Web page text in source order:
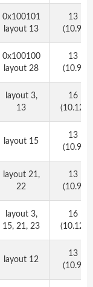
0x100101
layout 13
13
(10.9)
0x100100
layout 28
13
(10.9)
layout 3,
13
16
(10.12)
layout 15
13
(10.9)
layout 21,
22
13
(10.9)
layout 3,
15, 21, 23
16
(10.12)
layout 12
13
(10.9)